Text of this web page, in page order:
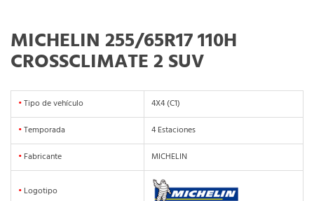
MICHELIN 255/65R17 110H
CROSSCLIMATE 2 SUV
•Tipo de vehículo
4X4 (C1)
•Temporada
4 Estaciones
• Fabricante MICHELIN
• Logotipo